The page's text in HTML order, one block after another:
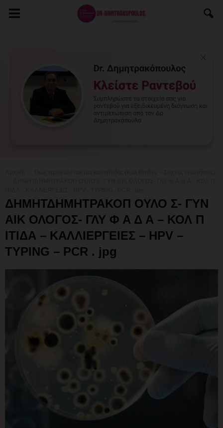
ΔΗΜΗΤΔΗΜΗΤΡΑΚΟΠ ΟΥΛΟ Σ- ΓΥΝ
ΑΙΚ ΟΛΟΓΟΣ- ΓΛΥ Φ Α Δ Α – ΚΟΛ Π
ΙΤΙΔΑ – ΚΑΛΛΙΕΡΓΕΙΕΣ – HPV –
TYPING – PCR . jpg